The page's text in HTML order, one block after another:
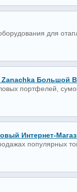
для
Zanachka
портфелей,
Интернет-
популярных